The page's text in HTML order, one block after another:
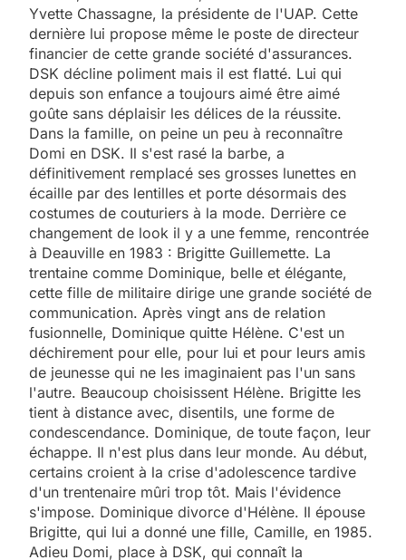
Yvette Chassagne, la présidente de l'UAP. Cette
dernière lui propose même le poste de directeur
financier de cette grande société d'assurances.
DSK décline poliment mais il est flatté. Lui qui
depuis son enfance a toujours aimé être aimé
goûte sans déplaisir les délices de la réussite.
Dans la famille, on peine un peu à reconnaître
Domi en DSK. Il s'est rasé la barbe, a
définitivement remplacé ses grosses lunettes en
écaille par des lentilles et porte désormais des
costumes de couturiers à la mode. Derrière ce
changement de look il y a une femme, rencontrée
à Deauville en 1983 : Brigitte Guillemette. La
trentaine comme Dominique, belle et élégante,
cette fille de militaire dirige une grande société de
communication. Après vingt ans de relation
fusionnelle, Dominique quitte Hélène. C'est un
déchirement pour elle, pour lui et pour leurs amis
de jeunesse qui ne les imaginaient pas l'un sans
l'autre. Beaucoup choisissent Hélène. Brigitte les
tient à distance avec, disentils, une forme de
condescendance. Dominique, de toute façon, leur
échappe. Il n'est plus dans leur monde. Au début,
certains croient à la crise d'adolescence tardive
d'un trentenaire mûri trop tôt. Mais l'évidence
s'impose. Dominique divorce d'Hélène. Il épouse
Brigitte, qui lui a donné une fille, Camille, en 1985.
Adieu Domi, place à DSK, qui connaît la